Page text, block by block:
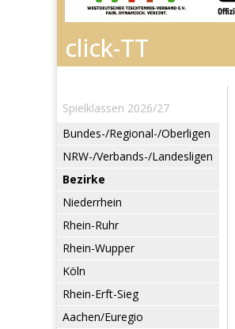
Spielklassen 2026/27
Bundes-/Regional-/Oberligen
NRW-/Verbands-/Landesligen
Bezirke
Niederrhein
Rhein-Ruhr
Rhein-Wupper
Köln
Rhein-Erft-Sieg
Aachen/Euregio